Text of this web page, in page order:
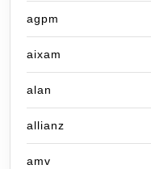
agpm
aixam
alan
allianz
amv